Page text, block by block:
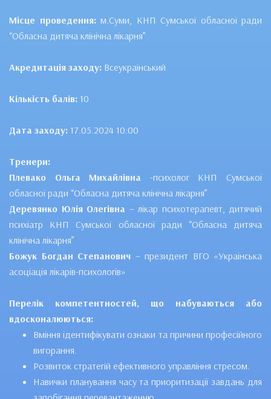
Місце проведення: м.Суми, КНП Сумської обласної ради
“Обласна дитяча клінічна лікарня”
Акредитація заходу: Всеукраїнський
Кількість балів: 10
Дата заходу: 17.05.2024 10:00
Тренери:
Плевако Ольга Михайлівна -психолог КНП Сумської
обласної ради “Обласна дитяча клінічна лікарня”
Деревянко Юлія Олегівна – лікар психотерапевт, дитячий
психіатр КНП Сумської обласної ради “Обласна дитяча
клінічна лікарня”
Божук Богдан Степанович – президент ВГО «Українська
асоціація лікарів-психологів»
Перелік компетентностей, що набуваються або
вдосконалюються:
Вміння ідентифікувати ознаки та причини професійного
вигорання.
Розвиток стратегій ефективного управління стресом.
Навички планування часу та приоритизації завдань для